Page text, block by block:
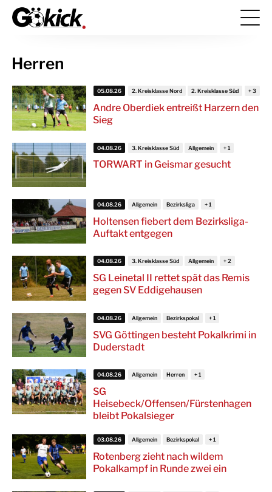
Herren
Andre Oberdiek entreißt Harzern den
Sieg
05.08.26 2. Kreisklasse Nord 2. Kreisklasse Süd
TORWART in Geismar gesucht
04.08.26 3. Kreisklasse Süd Allgemein
Holtensen fiebert dem Bezirksliga-
Auftakt entgegen
04.08.26 Allgemein Bezirksliga
SG Leinetal II rettet spät das Remis
gegen SV Eddigehausen
04.08.26 3. Kreisklasse Süd Allgemein
SVG Göttingen besteht Pokalkrimi in
Duderstadt
04.08.26 Allgemein Bezirkspokal
SG
Heisebeck/Offensen/Fürstenhagen
bleibt Pokalsieger
04.08.26 Allgemein Herren
Rotenberg zieht nach wildem
Pokalkampf in Runde zwei ein
03.08.26 Allgemein Bezirkspokal